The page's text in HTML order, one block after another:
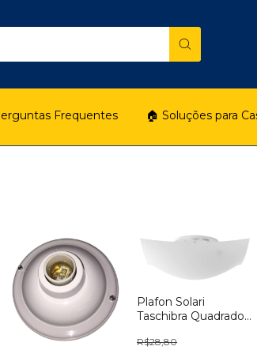
Frequentes 🏠 Soluções para
Plafon Solari
Taschibra Quadrado
R$28,80